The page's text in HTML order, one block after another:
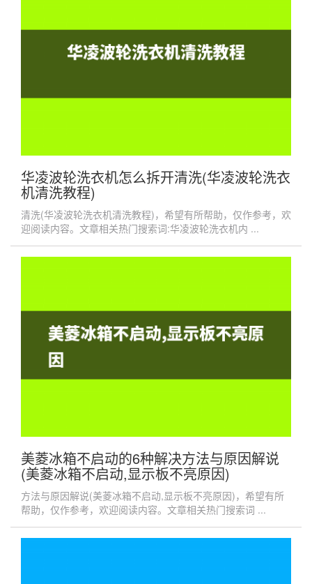
华凌波轮洗衣机怎么拆开清洗(华凌波轮洗衣
机清洗教程)
清洗(华凌波轮洗衣机清洗教程)，希望有所帮助，仅作参考，欢
迎阅读内容。文章相关热门搜索词:华凌波轮洗衣机内 ...
美菱冰箱不启动的6种解决方法与原因解说
(美菱冰箱不启动,显示板不亮原因)
方法与原因解说(美菱冰箱不启动,显示板不亮原因)，希望有所
帮助，仅作参考，欢迎阅读内容。文章相关热门搜索词 ...